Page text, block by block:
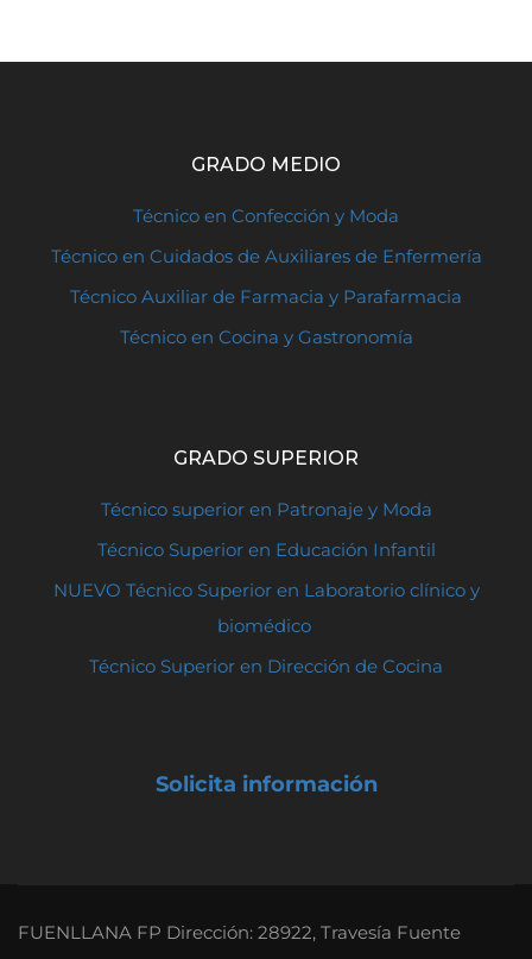
GRADO MEDIO
Técnico en Confección y Moda
Técnico en Cuidados de Auxiliares de Enfermería
Técnico Auxiliar de Farmacia y Parafarmacia
Técnico en Cocina y Gastronomía
GRADO SUPERIOR
Técnico superior en Patronaje y Moda
Técnico Superior en Educación Infantil
NUEVO Técnico Superior en Laboratorio clínico y
biomédico
Técnico Superior en Dirección de Cocina
Solicita información
FUENLLANA FP Dirección: 28922, Travesía Fuente